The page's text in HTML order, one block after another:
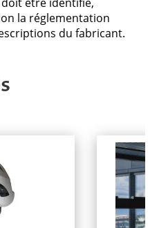
la réglementation
du fabricant.